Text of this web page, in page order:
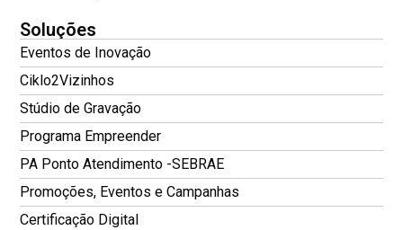
Soluções
Eventos de Inovação
Ciklo2Vizinhos
Stúdio de Gravação
Programa Empreender
PA Ponto Atendimento -SEBRAE
Promoções, Eventos e Campanhas
Certificação Digital